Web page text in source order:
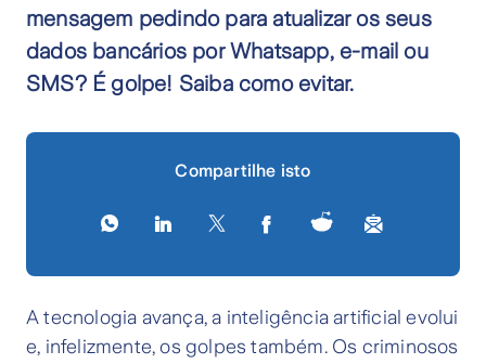
mensagem pedindo para atualizar os seus
dados bancários por Whatsapp, e-mail ou
SMS? É golpe! Saiba como evitar.
Compartilhe isto
A tecnologia avança, a inteligência artificial evolui
e, infelizmente, os golpes também. Os criminosos